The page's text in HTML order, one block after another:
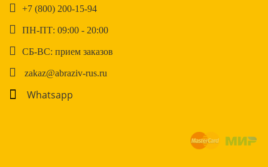
+7 (800) 200-15-94
ПН-ПТ: 09:00 - 20:00
СБ-ВС: прием заказов
zakaz@abraziv-rus.ru
Whatsapp